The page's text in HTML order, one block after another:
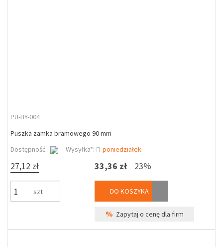
PU-BY-004
Puszka zamka bramowego 90 mm
Dostępność
Wysyłka*: poniedziałek
27,12 zł
szt
33,36 zł 23%
DO KOSZYKA
% Zapytaj o cenę dla firm